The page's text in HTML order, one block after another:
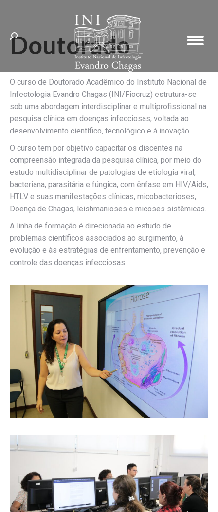
Search:
Doutorado
O curso de Doutorado Acadêmico do Instituto Nacional de
Infectologia Evandro Chagas (INI/Fiocruz) estrutura-se
sob uma abordagem interdisciplinar e multiprofissional na
pesquisa clínica em doenças infecciosas, voltada ao
desenvolvimento científico, tecnológico e à inovação.
O curso tem por objetivo capacitar os discentes na
compreensão integrada da pesquisa clínica, por meio do
estudo multidisciplinar de patologias de etiologia viral,
bacteriana, parasitária e fúngica, com ênfase em HIV/Aids,
HTLV e suas manifestações clínicas, micobacterioses,
Doença de Chagas, leishmanioses e micoses sistêmicas.
A linha de formação é direcionada ao estudo de
problemas científicos associados ao surgimento, à
evolução e às estratégias de enfrentamento, prevenção e
controle das doenças infecciosas.